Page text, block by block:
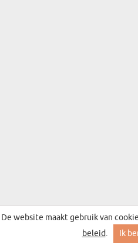
De website maakt gebruik van
beleid. Ik